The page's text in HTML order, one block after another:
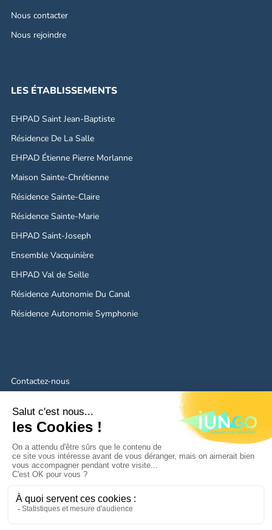
Nous contacter
Nous rejoindre
LES ÉTABLISSEMENTS
EHPAD Saint Jean-Baptiste
Résidence De La Salle
EHPAD Étienne Pierre Morlanne
Maison Sainte-Chrétienne
Résidence Sainte-Claire
Résidence Sainte-Marie
EHPAD Saint-Joseph
Ensemble Vacquinière
EHPAD Val de Seille
Résidence Autonomie Du Canal
Résidence Autonomie Symphonie
Contactez-nous